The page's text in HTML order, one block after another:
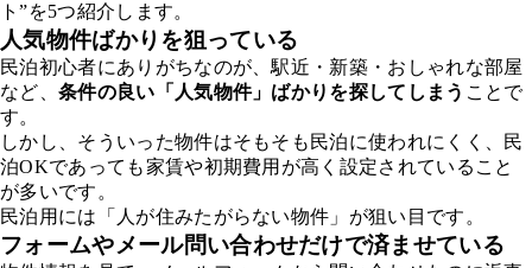
ト”を5つ紹介します。
人気物件ばかりを狙っている
民泊初心者にありがちなのが、駅近・新築・おしゃれな部屋
など、 条件の良い「人気物件」ばかりを探してしまう ことで
す。
しかし、そういった物件はそもそも民泊に使われにくく、民
泊OKであっても家賃や初期費用が高く設定されていること
が多いです。
民泊用には「人が住みたがらない物件」が狙い目です。
フォームやメール問い合わせだけで済ませている